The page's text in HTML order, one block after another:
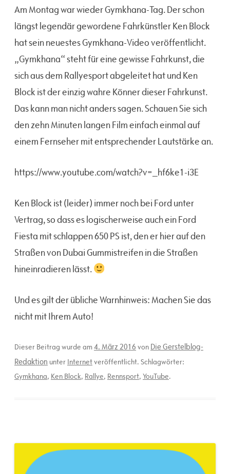
Am Montag war wieder Gymkhana-Tag. Der schon
längst legendär gewordene Fahrkünstler Ken Block
hat sein neuestes Gymkhana-Video veröffentlicht.
„Gymkhana“ steht für eine gewisse Fahrkunst, die
sich aus dem Rallyesport abgeleitet hat und Ken
Block ist der einzig wahre Könner dieser Fahrkunst.
Das kann man nicht anders sagen. Schauen Sie sich
den zehn Minuten langen Film einfach einmal auf
einem Fernseher mit entsprechender Lautstärke an.
https://www.youtube.com/watch?v=_hf6ke1-i3E
Ken Block ist (leider) immer noch bei Ford unter
Vertrag, so dass es logischerweise auch ein Ford
Fiesta mit schlappen 650 PS ist, den er hier auf den
Straßen von Dubai Gummistreifen in die Straßen
hineinradieren lässt.
Und es gilt der übliche Warnhinweis: Machen Sie das
nicht mit Ihrem Auto!
Dieser Beitrag wurde am4. März 2016 von Die Gerstelblog-
Redaktion unter Internetveröffentlicht. Schlagwörter:
Gymkhana, Ken Block, Rallye, Rennsport, YouTube.